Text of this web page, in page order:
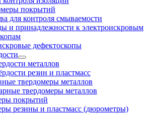
покрытий
для контроля смываемости
и принадлежности к электроискровым
дефектоскопы
металлов
резин и пластмасс
твердомеры металлов
твердомеры металлов
покрытий
резины и пластмасс (дюрометры)